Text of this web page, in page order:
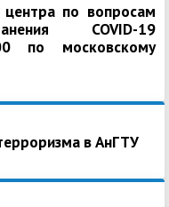
центра по вопросам
COVID-19
по московскому
в АнГТУ